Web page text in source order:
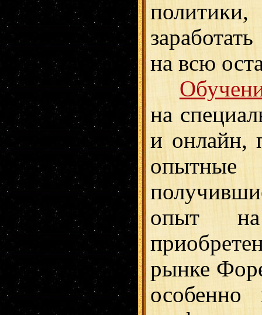
на всю
на
и онлайн,
опыт
рынке
особенно